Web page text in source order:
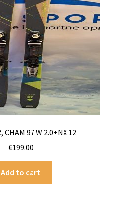
CHAM 97 W 2.0+NX 12
€199.00
Add to cart